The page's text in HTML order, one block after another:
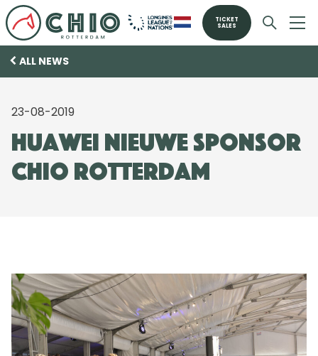
TICKET
SALES
ALL NEWS
23-08-2019
Huawei nieuwe sponsor
CHIO Rotterdam